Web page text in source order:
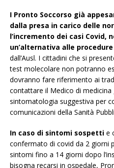
I Pronto Soccorso già
dalla presa in carico delle
l’incremento dei casi Covid,
un’alternativa alle procedure
dall’Ausl. I cittadini che si
test molecolare non potranno
dovranno fare riferimento ai
contattare il Medico di medicina
sintomatologia suggestiva per
comunicazioni della Sanità
In caso di sintomi sospetti e
confermato di covid da 2 giorni
sintomi fino a 14 giorni dopo
bisogna recarsi in ospedale,